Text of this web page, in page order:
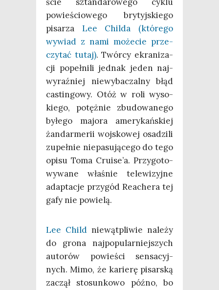
powie­ścio­we­go bry­tyj­skie­go
pisa­rza Lee Chil­da (któ­re­go
wywiad z nami może­cie prze­
czy­tać tutaj). Twór­cy ekra­ni­za­
cji popeł­ni­li jed­nak jeden naj­
wy­raź­niej nie­wy­ba­czal­ny błąd
castin­go­wy. Otóż w roli wyso­
kie­go, potęż­nie zbu­do­wa­ne­go
byłe­go majo­ra ame­ry­kań­skiej
żan­dar­me­rii woj­sko­wej osa­dzi­li
zupeł­nie nie­pa­su­ją­ce­go do tego
opi­su Toma Cruise’a. Przy­go­to­
wy­wa­ne wła­śnie tele­wi­zyj­ne
adap­ta­cje przy­gód Reache­ra tej
gafy nie powielą.
Lee Child nie­wąt­pli­wie nale­ży
do gro­na naj­po­pu­lar­niej­szych
auto­rów powie­ści sen­sa­cyj­
nych. Mimo, że karie­rę pisar­ską
zaczął sto­sun­ko­wo póź­no, bo